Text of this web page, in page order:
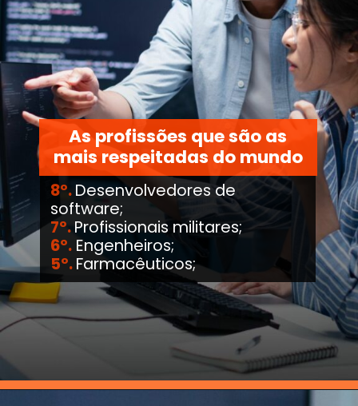
As profissões que são as
mais respeitadas do mundo
8º.Desenvolvedores de
software;
7º.Profissionais militares;
6º. Engenheiros;
5º.Farmacêuticos;